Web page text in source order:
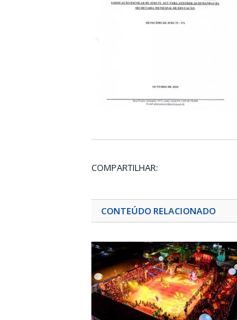
COMPARTILHAR:
CONTEÚDO RELACIONADO